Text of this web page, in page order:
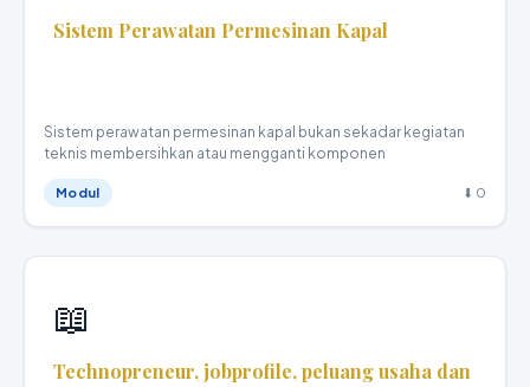
Sistem Perawatan Permesinan Kapal
Sistem perawatan permesinan kapal bukan sekadar kegiatan
teknis membersihkan atau mengganti komponen
Modul ⬇ 0
📖
Technopreneur, jobprofile, peluang usaha dan